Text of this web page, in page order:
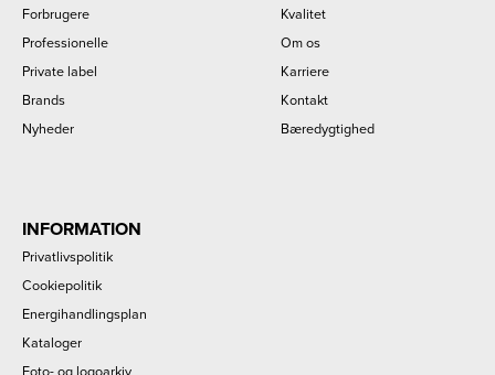
Forbrugere
Professionelle
Private label
Brands
Nyheder
Kvalitet
Om os
Karriere
Kontakt
Bæredygtighed
INFORMATION
Privatlivspolitik
Cookiepolitik
Energihandlingsplan
Kataloger
Foto- og logoarkiv